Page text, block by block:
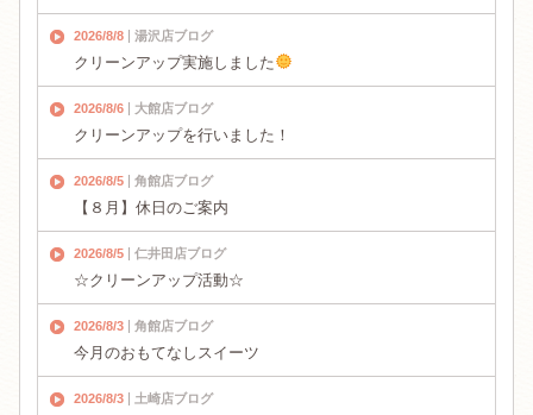
2026/8/8 湯沢店ブログ
クリーンアップ実施しました
2026/8/6 大館店ブログ
クリーンアップを行いました！
2026/8/5 角館店ブログ
【８月】休日のご案内
2026/8/5 仁井田店ブログ
☆クリーンアップ活動☆
2026/8/3 角館店ブログ
今月のおもてなしスイーツ
2026/8/3 土崎店ブログ